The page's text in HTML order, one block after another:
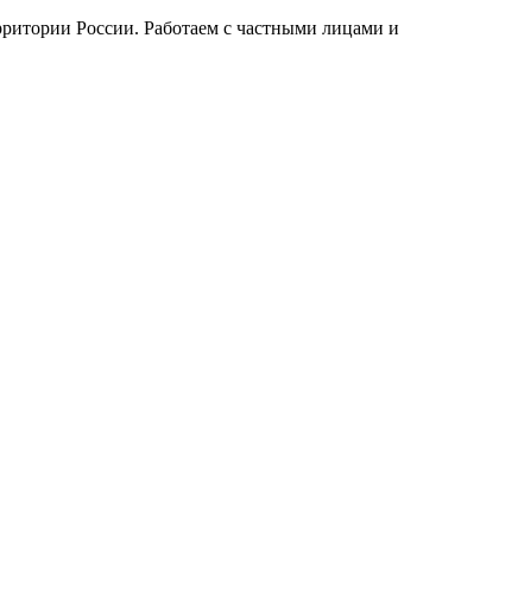
России. Работаем с частными лицами и